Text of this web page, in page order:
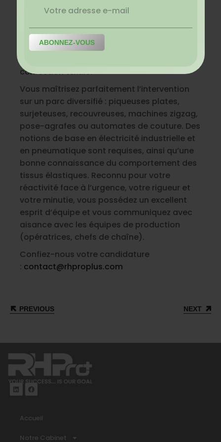
l’atelier de mécanique.
possédez une solide expérience en
mécanique de précision, d’au moins 10 ans,
confection textile.
Vous maîtrisez parfaitement l’intervention
sur un parc diversifié : piqueuses plates,
surjeteuses, recouvreuses, machines zigzag,
pose-agrafes ou automates de couture. Des
notions de base en électricité industrielle et
en pneumatique sont requises, ainsi qu’une
bonne connaissance du comportement des
tissus élastiques. Reconnu pour votre
réactivité face à l’urgence, votre rigueur et
votre minutie, vous possédez un excellent
esprit d’équipe et vous communiquez avec
aisance avec les équipes de production
(opératrices, chefs de chaîne).
Confiez-nous votre candidature
: contact@rhproplus.com
PREVIOUS NEXT
Accueil
Notre Cabinet